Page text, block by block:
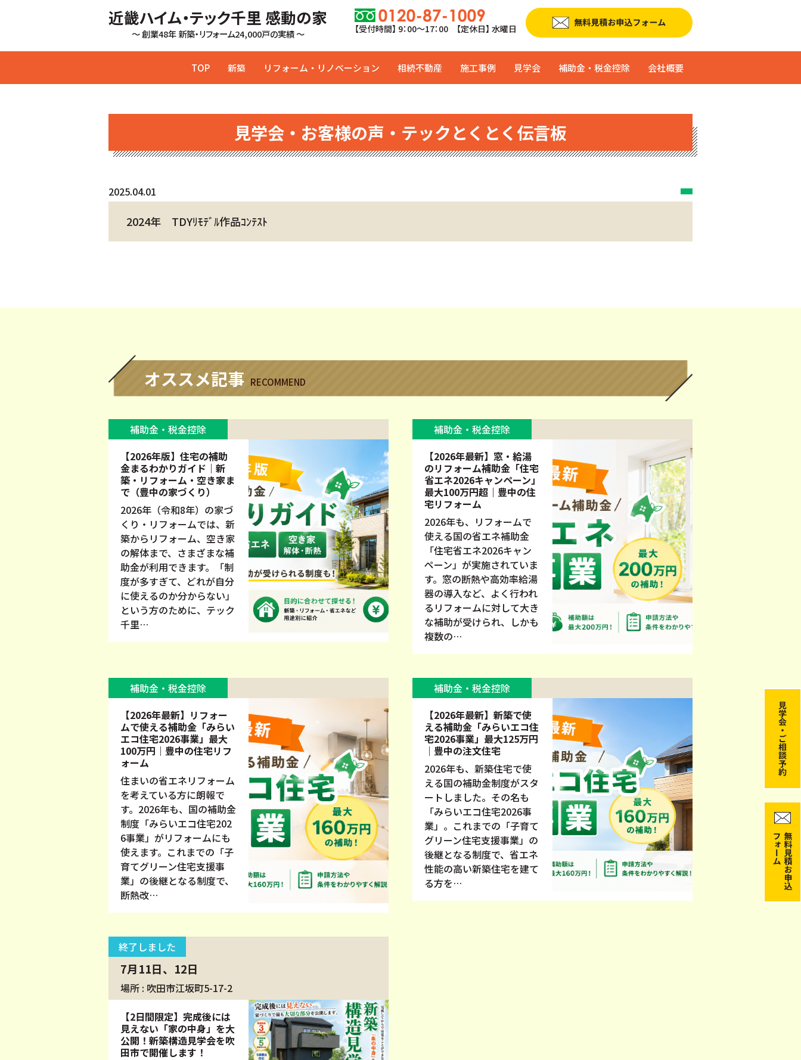
近畿ハイム・テック千里 感動の家
～ 創業48年 新築・リフォーム24,000戸の実績 ～ 【受付時間】 9：00〜17：00 【定休日】 水曜日
TOP 新築 リフォーム・リノベーション 相続不動産 施工事例 見学会 補助金・税金控除 会社概要
見学会・お客様の声・テックとくとく伝言板
2025.04.01
2024年 TDYﾘﾓﾃﾞﾙ作品ｺﾝﾃｽﾄ
オススメ記事 RECOMMEND
補助金・税金控除
【2026年版】住宅の補助
金まるわかりガイド｜新
築・リフォーム・空き家ま
で（豊中の家づくり）
2026年（令和8年）の家づ
くり・リフォームでは、新
築からリフォーム、空き家
の解体まで、さまざまな補
助金が利用できます。「制
度が多すぎて、どれが自分
に使えるのか分からない」
という方のために、テック
千里…
補助金・税金控除
【2026年最新】窓・給湯
のリフォーム補助金「住宅
省エネ2026キャンペーン」
最大100万円超｜豊中の住
宅リフォーム
2026年も、リフォームで
使える国の省エネ補助金
「住宅省エネ2026キャン
ペーン」が実施されていま
す。窓の断熱や高効率給湯
器の導入など、よく行われ
るリフォームに対して大き
な補助が受けられ、しかも
複数の…
補助金・税金控除
【2026年最新】リフォー
ムで使える補助金「みらい
エコ住宅2026事業」最大
100万円｜豊中の住宅リフ
ォーム
住まいの省エネリフォーム
を考えている方に朗報で
す。2026年も、国の補助金
制度「みらいエコ住宅202
6事業」がリフォームにも
使えます。これまでの「子
育てグリーン住宅支援事
業」の後継となる制度で、
断熱改…
補助金・税金控除
【2026年最新】新築で使
える補助金「みらいエコ住
宅2026事業」最大125万円
｜豊中の注文住宅
2026年も、新築住宅で使
える国の補助金制度がスタ
ートしました。その名も
「みらいエコ住宅2026事
業」。これまでの「子育て
グリーン住宅支援事業」の
後継となる制度で、省エネ
性能の高い新築住宅を建て
る方を…
終了しました
7月11日、12日
場所 : 吹田市江坂町5-17-2
【2日間限定】完成後には
見えない「家の中身」を大
公開！新築構造見学会を吹
田市で開催します！